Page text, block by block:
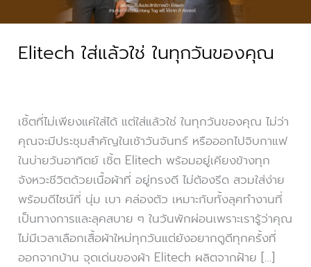
Elitech ใส่แล้วใช่ ในทุกวันของคุณ
เชิ้ตที่ไม่เพียงแค่ใส่ได้ แต่ใส่แล้วใช่ ในทุกวันของคุณ ไม่ว่า
คุณจะมีประชุมสำคัญในเช้าวันจันทร์ หรือออกไปจิบกาแฟ
ในบ่ายวันอาทิตย์ เชิ้ต Elitech พร้อมอยู่เคียงข้างทุก
จังหวะชีวิตด้วยเนื้อผ้าที่ อยู่ทรงดี ไม่ต้องรีด สวมใส่ง่าย
พร้อมดีไซน์ที่ นุ่ม เบา คล่องตัว เหมาะกับทั้งลุคทำงานที่
เป็นทางการและลุคสบาย ๆ ในวันพักผ่อนเพราะเรารู้ว่าคุณ
ไม่มีเวลาเลือกเสื้อผ้าใหม่ทุกวันแต่ยังอยากดูดีทุกครั้งที่
ออกจากบ้าน จุดเด่นของผ้า Elitech ผลิตจากฝ้าย […]
ของ
คุณ